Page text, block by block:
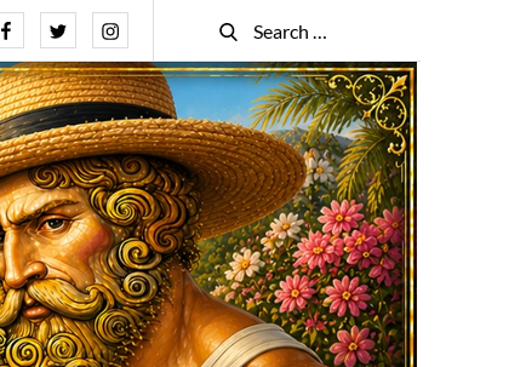
FacebookTwitterInstagram
Search
for:
Search